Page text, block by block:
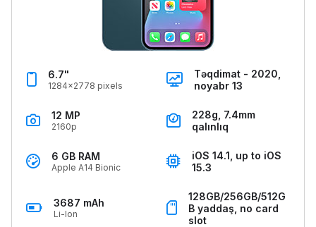
6.7"
1284x2778 pixels
Təqdimat - 2020,
noyabr 13
12 MP
2160p
228g, 7.4mm
qalınlıq
6 GB RAM
Apple A14 Bionic
iOS 14.1, up to iOS
15.3
3687 mAh
Li-Ion
128GB/256GB/512G
B yaddaş, no card
slot